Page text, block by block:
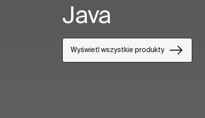
Java
Wyświetl wszystkie produkty